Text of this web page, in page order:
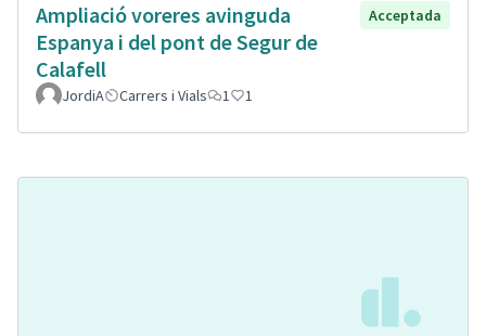
Ampliació voreres avinguda
Espanya i del pont de Segur de
Calafell
Acceptada
JordiA Carrers i Vials 1 1